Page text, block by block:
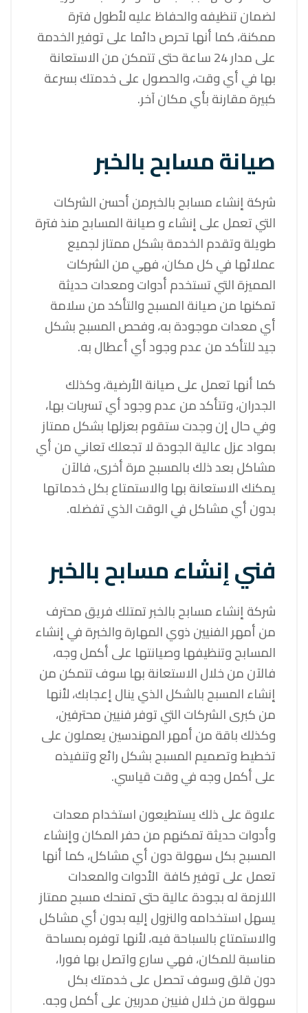
لضمان تنظيفه والحفاظ عليه لأطول فترة
ممكنة، كما أنها تحرص دائما على توفير الخدمة
على مدار 24 ساعة حتى تتمكن من الاستعانة
بها في أي وقت، والحصول على خدمتك بسرعة
كبيرة مقارنة بأي مكان آخر.
صيانة مسابح بالخبر
شركة إنشاء مسابح بالخبرمن أحسن الشركات
التي تعمل على إنشاء و صيانة المسابح منذ فترة
طويلة وتقدم الخدمة بشكل ممتاز لجميع
عملائها في كل مكان، فهي من الشركات
المميزة التي تستخدم أدوات ومعدات حديثة
تمكنها من صيانة المسبح والتأكد من سلامة
أي معدات موجودة به، وفحص المسبح بشكل
جيد للتأكد من عدم وجود أي أعطال به.
كما أنها تعمل على صيانة الأرضية، وكذلك
الجدران، وتتأكد من عدم وجود أي تسربات بها،
وفي حال إن وجدت ستقوم بعزلها بشكل ممتاز
بمواد عزل عالية الجودة لا تجعلك تعاني من أي
مشاكل بعد ذلك بالمسبح مرة أخرى، فالآن
يمكنك الاستعانة بها والاستمتاع بكل خدماتها
بدون أي مشاكل في الوقت الذي تفضله.
فني إنشاء مسابح بالخبر
شركة إنشاء مسابح بالخبر تمتلك فريق محترف
من أمهر الفنيين ذوي المهارة والخبرة في إنشاء
المسابح وتنظيفها وصيانتها على أكمل وجه،
فالآن من خلال الاستعانة بها سوف تتمكن من
إنشاء المسبح بالشكل الذي ينال إعجابك، لأنها
من كبرى الشركات التي توفر فنيين محترفين،
وكذلك باقة من أمهر المهندسين يعملون على
تخطيط وتصميم المسبح بشكل رائع وتنفيذه
على أكمل وجه في وقت قياسي.
علاوة على ذلك يستطيعون استخدام معدات
وأدوات حديثة تمكنهم من حفر المكان وإنشاء
المسبحبكل سهولة دون أي مشاكل، كما أنها
تعمل على توفير كافة الأدوات والمعدات
اللازمة له بجودة عالية حتى تمنحك مسبح ممتاز
يسهل استخدامه والنزول إليه بدون أي مشاكل
والاستمتاع بالسباحة فيه، لأنها توفره بمساحة
مناسبة للمكان، فهي سارع واتصل بها فورا،
دون قلق وسوف تحصل على خدمتك بكل
سهولة من خلال فنيين مدربين على أكمل وجه.